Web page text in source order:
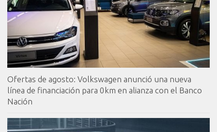
Ofertas de agosto: Volkswagen anunció una nueva
línea de financiación para 0km en alianza con el Banco
Nación